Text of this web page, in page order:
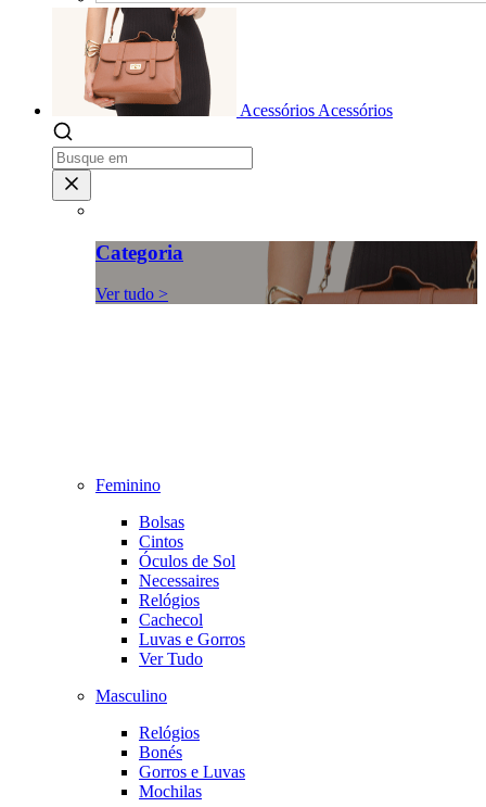
Acessórios Acessórios
Categoria
Ver tudo >
Feminino
Bolsas
Cintos
Óculos de Sol
Necessaires
Relógios
Cachecol
Luvas e Gorros
Ver Tudo
Masculino
Relógios
Bonés
Gorros e Luvas
Mochilas